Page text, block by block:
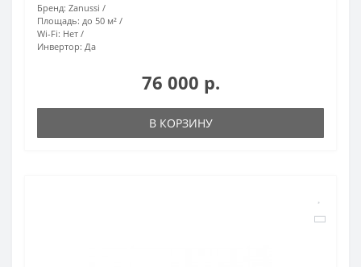
Бренд: Zanussi
Площадь: до 50 м²
Wi-Fi: Нет
Инвертор: Да
76 000 р.
В КОРЗИНУ